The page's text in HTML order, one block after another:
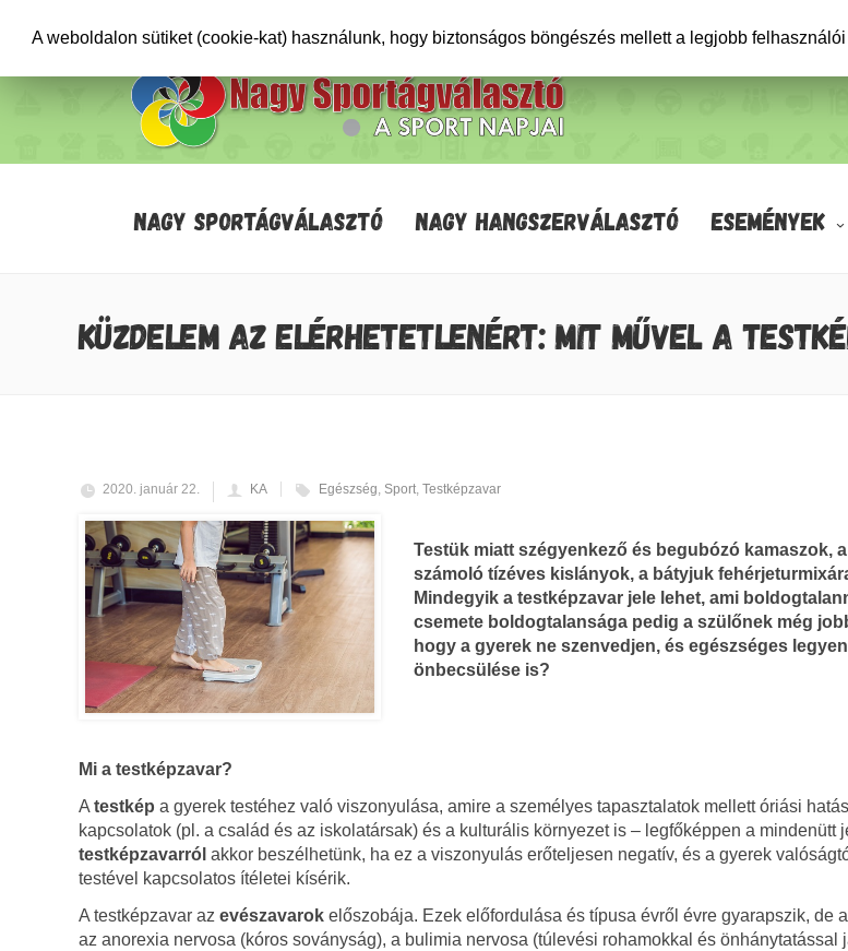
NAGY SPORTÁGVÁLASZTÓ NAGY HANGSZERVÁLASZTÓ ESEMÉNYEK
KÜZDELEM AZ ELÉRHETETLENÉRT: MIT MŰVEL A
2020. január 22. KA Egészség, Sport, Testképzavar
Testük miatt szégyenkező és begubózó kamaszok,
számoló tízéves kislányok, a bátyjuk
Mindegyik a testképzavar jele lehet, ami
csemete boldogtalansága pedig a szülőnek még
hogy a gyerek ne szenvedjen, és egészséges
önbecsülése is?
Mi a testképzavar?
Atestkép a gyerek testéhez való viszonyulása, amire a személyes tapasztalatok mellett óriási
kapcsolatok (pl. a család és az iskolatársak) és a kulturális környezet is – legfőképpen a mindenütt
testképzavarról akkor beszélhetünk, ha ez a viszonyulás erőteljesen negatív, és a gyerek
testével kapcsolatos ítéletei kísérik.
A testképzavar az evészavarok előszobája. Ezek előfordulása és típusa évről évre gyarapszik, de
az anorexia nervosa (kóros soványság), a bulimia nervosa (túlevési rohamokkal és önhánytatással
A weboldalon sütiket (cookie-kat) használunk, hogy biztonságos böngészés mellett a legjobb